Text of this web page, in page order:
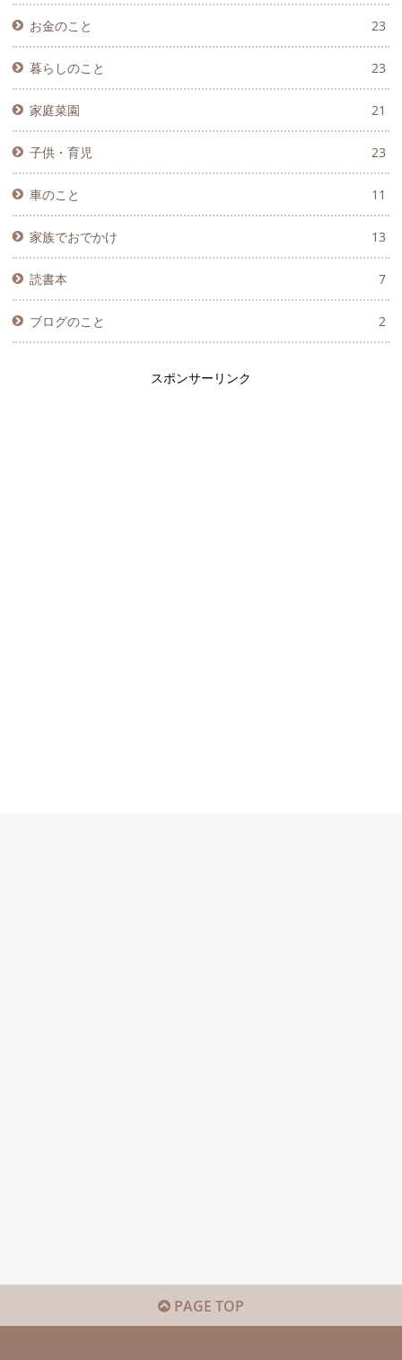
お金のこと 23
暮らしのこと 23
家庭菜園 21
子供・育児 23
車のこと 11
家族でおでかけ 13
読書本 7
ブログのこと 2
スポンサーリンク
PAGE TOP